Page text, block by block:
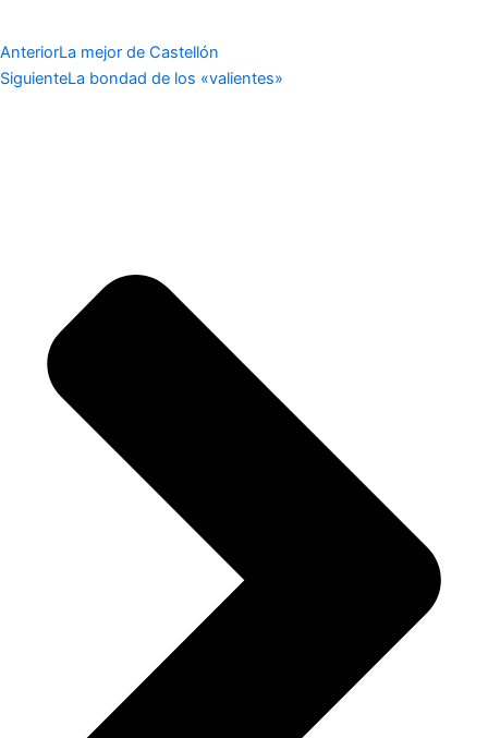
AnteriorLa mejor de Castellón
SiguienteLa bondad de los «valientes»